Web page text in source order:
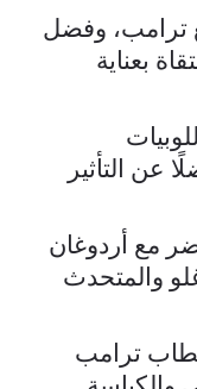
ترامب، وفضل
بعناية
عن التأثير
مع أردوغان
والمتحدث
خطاب ترامب